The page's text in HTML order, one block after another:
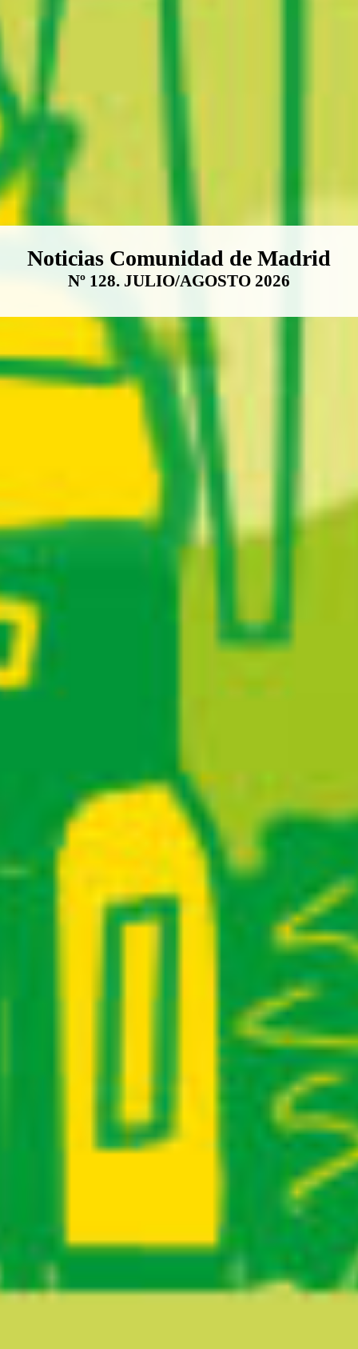
Boletín Noticias Comunidad de
Noticias Comunidad de Madrid
Nº 128. JULIO/AGOSTO 2026